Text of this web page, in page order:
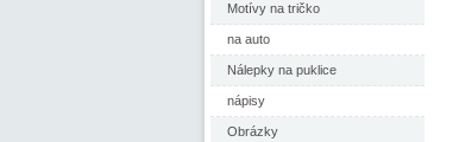
Motívy na tričko
na auto
Nálepky na puklice
nápisy
Obrázky